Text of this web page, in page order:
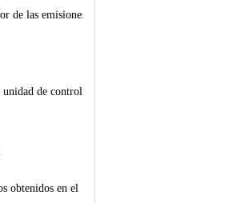
de las emisiones de
de control de
obtenidos en el